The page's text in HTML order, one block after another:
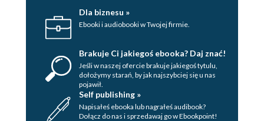
Dla biznesu »
Ebooki i audiobooki w Twojej firmie.
Brakuje Ci jakiegoś ebooka? Daj znać!
Jeśli w naszej ofercie brakuje jakiegoś tytulu,
dołożymy starań, by jak najszybciej się u nas
pojawił.
Self publishing »
Napisałeś ebooka lub nagrałeś audibook?
Dołącz do nas i sprzedawaj go w Ebookpoint!